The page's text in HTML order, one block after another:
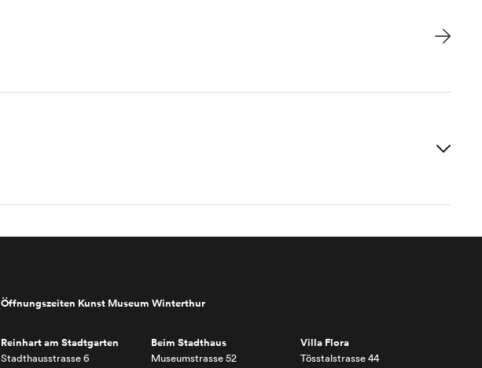
Öffnungszeiten Kunst Museum Winterthur
Reinhart am Stadtgarten
Stadthausstrasse 6
Beim Stadthaus
Museumstrasse 52
Villa Flora
Tösstalstrasse 44